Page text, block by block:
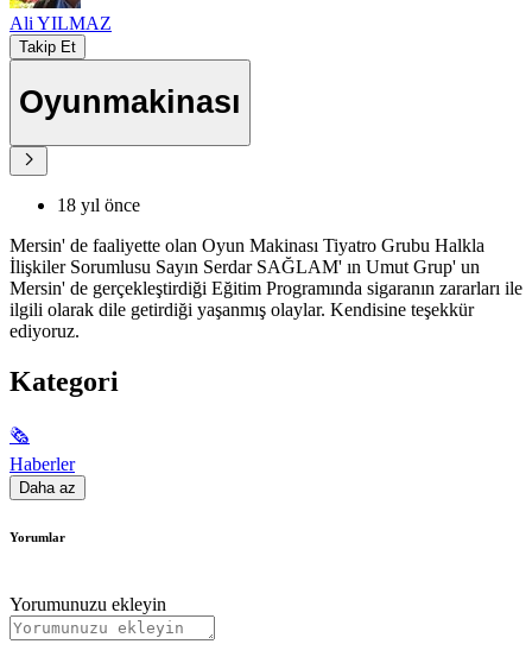
Ali YILMAZ
Takip Et
Oyunmakinası
18 yıl önce
Mersin' de faaliyette olan Oyun Makinası Tiyatro Grubu Halkla
İlişkiler Sorumlusu Sayın Serdar SAĞLAM' ın Umut Grup' un
Mersin' de gerçekleştirdiği Eğitim Programında sigaranın zararları ile
ilgili olarak dile getirdiği yaşanmış olaylar. Kendisine teşekkür
ediyoruz.
Kategori
🗞
Haberler
Daha az
Yorumlar
Yorumunuzu ekleyin